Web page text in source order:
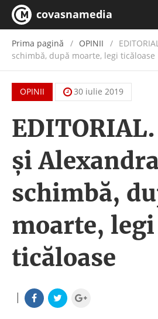
covasnamedia
Prima pagină OPINII
schimbă, după moarte, legi ticăloase
OPINII 30 iulie 2019
şi Alexandra
schimbă,
moarte, legi
ticăloase
|